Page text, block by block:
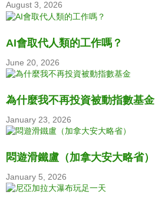
August 3, 2026
AI會取代人類的工作嗎？
June 20, 2026
為什麼我不再投資被動指數基金
January 23, 2026
悶遊滑鐵盧（加拿大安大略省）
January 5, 2026